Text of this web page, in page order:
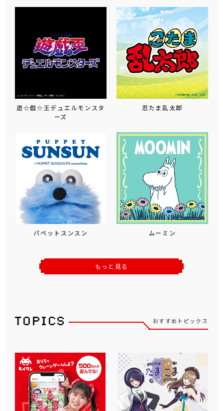
遊☆戯☆王デュエルモンスタ
ーズ
忍たま乱太郎
パペットスンスン ムーミン
もっと見る
おすすめトピックス